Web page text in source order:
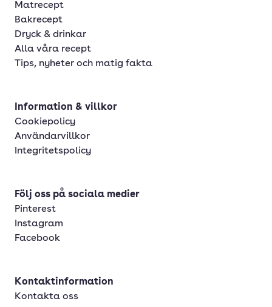
Matrecept
Bakrecept
Dryck & drinkar
Alla våra recept
Tips, nyheter och matig fakta
Information & villkor
Cookiepolicy
Användarvillkor
Integritetspolicy
Följ oss på sociala medier
Pinterest
Instagram
Facebook
Kontaktinformation
Kontakta oss